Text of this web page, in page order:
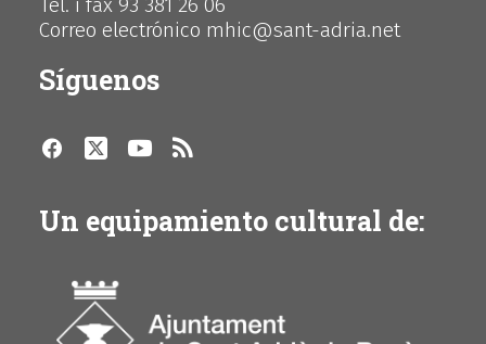
Correo electrónico mhic@sant-adria.net
Síguenos
Un equipamiento cultural de: